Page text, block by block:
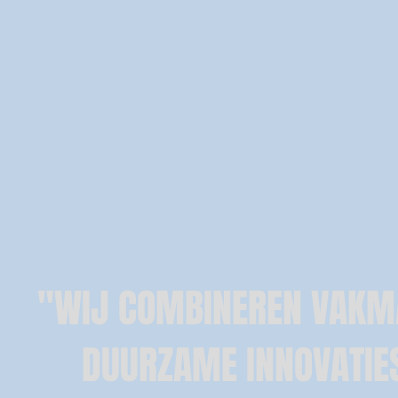
"WIJ COMBINEREN
DUURZAME